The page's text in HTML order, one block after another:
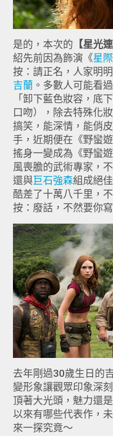
是的，本次的 【星光
紹先前因為飾演《星
按：請正名，人家明
吉蘭 。多數人可能看
「卸下藍色妝容，底
口吻），除去特殊化
搞笑，能深情，能俏
手，近期便在《野蠻
搖身一變成為《野蠻
風喪膽的武術專家，
還與巨石強森組成絕
酷差了十萬八千里，
按：廢話，不然要你
去年剛過30歲生日的
變形象讓觀眾印象深
頂著大光頭，魅力還
以來有哪些代表作，
來一探究竟～